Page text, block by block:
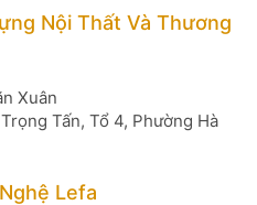
Nội Thất Và Thương
Xuân
Tấn, Tổ 4, Phường Hà
Lefa